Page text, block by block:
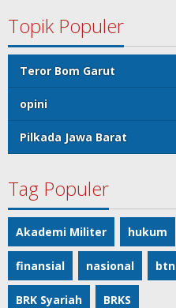
Topik Populer
Teror Bom Garut
opini
Pilkada Jawa Barat
Tag Populer
Akademi Militer hukum
finansial nasional btn
BRK Syariah BRKS